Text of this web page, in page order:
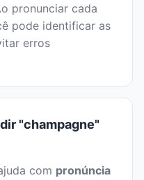
pronunciar cada
pode identificar as
erros
"champagne"
com pronúncia